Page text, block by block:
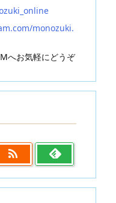
monozuki.
へお気軽にどうぞ
